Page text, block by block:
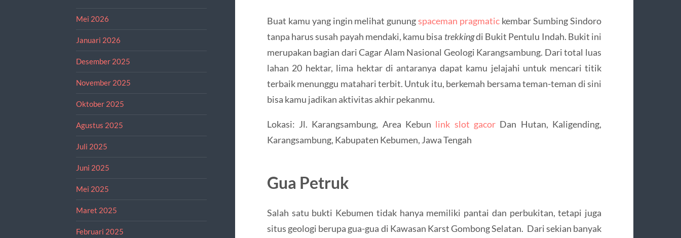
Mei 2026
Januari 2026
Desember 2025
November 2025
Oktober 2025
Agustus 2025
Juli 2025
Juni 2025
Mei 2025
Maret 2025
Februari 2025
Buat kamu yang ingin melihat gunungspaceman pragmatic kembar Sumbing Sindoro
tanpa harus susah payah mendaki, kamu bisa trekkingdi Bukit Pentulu Indah. Bukit ini
merupakan bagian dari Cagar Alam Nasional Geologi Karangsambung. Dari total luas
lahan 20 hektar, lima hektar di antaranya dapat kamu jelajahi untuk mencari titik
terbaik menunggu matahari terbit. Untuk itu, berkemah bersama teman-teman di sini
bisa kamu jadikan aktivitas akhir pekanmu.
Lokasi: Jl. Karangsambung, Area Kebun link slot gacor Dan Hutan, Kaligending,
Karangsambung, Kabupaten Kebumen, Jawa Tengah
Gua Petruk
Salah satu bukti Kebumen tidak hanya memiliki pantai dan perbukitan, tetapi juga
situs geologi berupa gua-gua di Kawasan Karst Gombong Selatan. Dari sekian banyak